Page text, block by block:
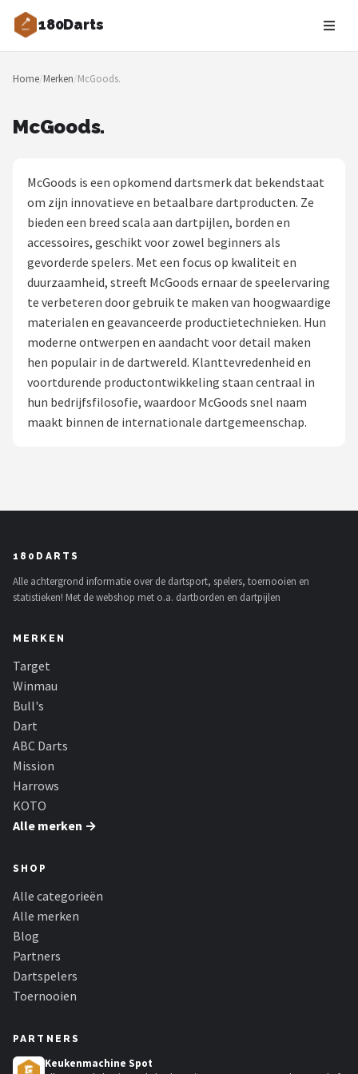
180Darts
Zoeken
NAVIGATIE
Blog
Dartspelers
Toernooien
Spelregels
Uitgooilijst
Dartshop
Dart
ABC Darts
Mission
Harrows
KOTO
Unicorn
Red Dragon
Home/Merken/McGoods.
McGoods.
McGoods is een opkomend dartsmerk dat bekendstaat
om zijn innovatieve en betaalbare dartproducten. Ze
bieden een breed scala aan dartpijlen, borden en
accessoires, geschikt voor zowel beginners als
gevorderde spelers. Met een focus op kwaliteit en
duurzaamheid, streeft McGoods ernaar de speelervaring
te verbeteren door gebruik te maken van hoogwaardige
materialen en geavanceerde productietechnieken. Hun
moderne ontwerpen en aandacht voor detail maken
hen populair in de dartwereld. Klanttevredenheid en
voortdurende productontwikkeling staan centraal in
hun bedrijfsfilosofie, waardoor McGoods snel naam
maakt binnen de internationale dartgemeenschap.
180DARTS
Alle achtergrond informatie over de dartsport, spelers, toernooien en
statistieken! Met de webshop met o.a. dartborden en dartpijlen
MERKEN
Target
Winmau
Bull's
Dart
ABC Darts
Mission
Harrows
KOTO
Alle merken →
SHOP
Alle categorieën
Alle merken
Blog
Partners
Dartspelers
Toernooien
PARTNERS
Keukenmachine Spot